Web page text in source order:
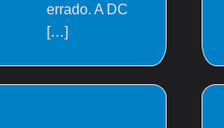
errado. A DC
[…]